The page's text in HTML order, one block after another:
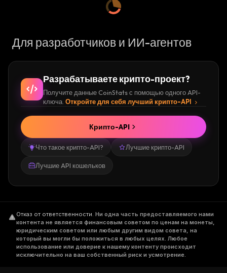
Для разработчиков и ИИ-агентов
Разрабатываете крипто-проект?
Получите данные CoinStats с помощью одного API-
ключа. Откройте для себя лучший крипто-API
Что такое крипто-API? Лучшие крипто-API
Лучшие API кошельков
Крипто-API
Отказ от ответственности. Ни одна часть предоставляемого нами
контента не является финансовым советом по ценам на монеты,
юридическим советом или любым другим видом совета, на
который вы могли бы положиться в любых целях. Любое
использование или доверие к нашему контенту происходит
исключительно на ваш собственный риск и усмотрение.